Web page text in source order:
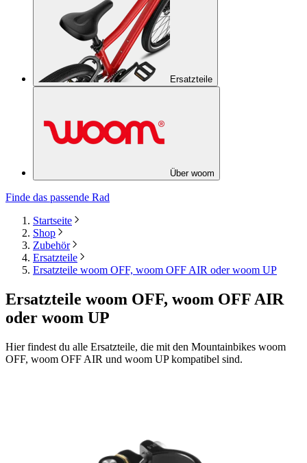
Ersatzteile
Über woom
Finde das passende Rad
Startseite
Shop
Zubehör
Ersatzteile
Ersatzteile woom OFF, woom OFF AIR oder woom UP
Ersatzteile woom OFF, woom OFF AIR
oder woom UP
Hier findest du alle Ersatzteile, die mit den Mountainbikes woom
OFF, woom OFF AIR und woom UP kompatibel sind.